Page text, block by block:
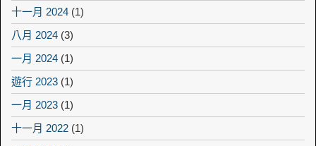
十一月 2024 (1)
八月 2024 (3)
一月 2024 (1)
遊行 2023 (1)
一月 2023 (1)
十一月 2022 (1)